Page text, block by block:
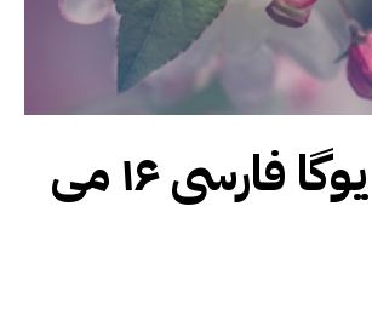
ساهاجا یوگا فارسی ۱۶ می